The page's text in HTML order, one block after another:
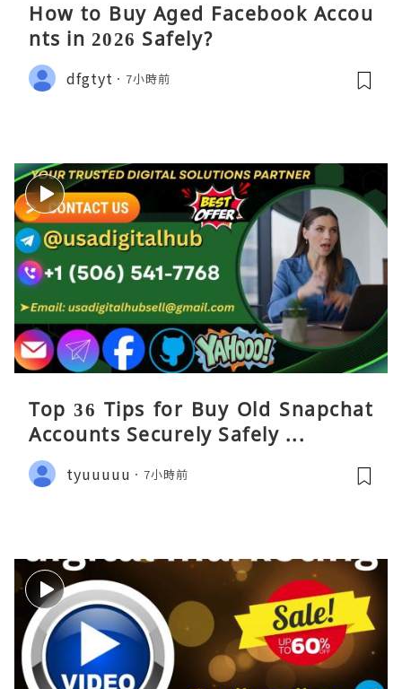
How to Buy Aged Facebook Accou
nts in 2026 Safely?
dfgtyt 7小時前
Top 36 Tips for Buy Old Snapchat
Accounts Securely Safely ...
tyuuuuu 7小時前